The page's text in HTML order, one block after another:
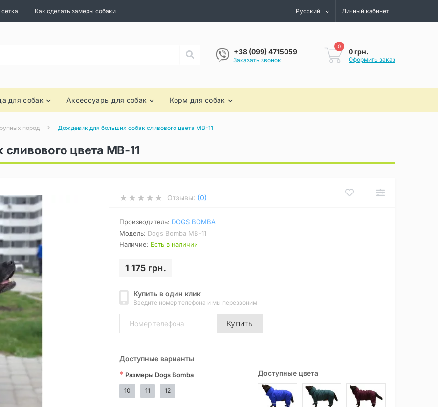
Как сделать замеры собаки Русский Личный кабинет
+38 (099) 4715059
Заказать звонок
0
0 грн.
Оформить заказ
для собак Аксессуары для собак Корм для собак
пород Дождевик для больших собак сливового цвета MB-11
цвета MB-11
Отзывы: (0)
Производитель: DOGS BOMBA
Модель: Dogs Bomba MB-11
Наличие: Есть в наличии
1 175 грн.
Купить в один клик
Введите номер телефона и мы перезвоним
Купить
Доступные цвета
Доступные варианты
* Размеры Dogs Bomba
10 11 12